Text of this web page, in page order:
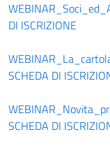
DI ISCRIZIONE
SCHEDA DI
SCHEDA DI